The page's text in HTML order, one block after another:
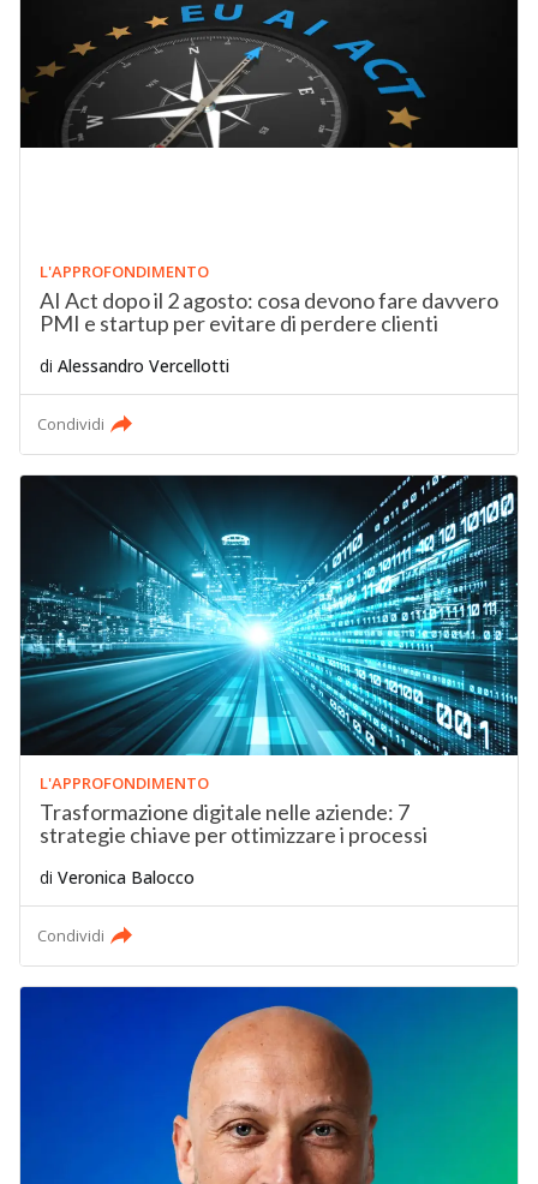
L'APPROFONDIMENTO
AI Act dopo il 2 agosto: cosa devono fare davvero
PMI e startup per evitare di perdere clienti
di Alessandro Vercellotti
Condividi
L'APPROFONDIMENTO
Trasformazione digitale nelle aziende: 7
strategie chiave per ottimizzare i processi
di Veronica Balocco
Condividi